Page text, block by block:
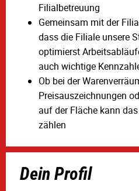
Filialbetreuung
Gemeinsam mit der
dass die Filiale unsere
optimierst
auch wichtige
Ob bei der
Preisauszeichnungen
auf der Fläche kann
zählen
Dein Profil